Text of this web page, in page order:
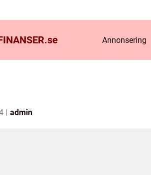
se Annonsering
admin